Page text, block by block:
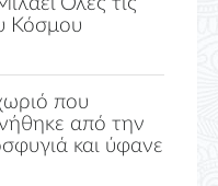
Κόσμου
που
από την
και ύφανε